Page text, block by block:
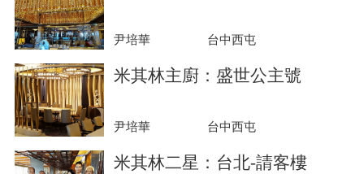
尹培華 台中西屯
米其林主廚：盛世公主號
尹培華 台中西屯
米其林二星：台北-請客樓